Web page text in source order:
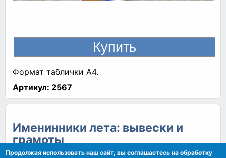
Формат таблички А4.
Артикул: 2567
Именинники лета: вывески и
грамоты
Продолжая использовать наш сайт, вы соглашаетесь на обработку